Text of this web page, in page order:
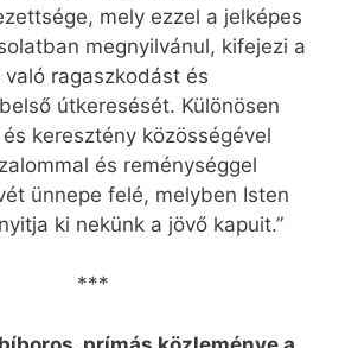
mely ezzel a jelképes
megnyilvánul, kifejezi a
ragaszkodást és
útkeresését. Különösen
keresztény közösségével
és reménységgel
ünnepe felé, melyben Isten
ki nekünk a jövő kapuit.”
***